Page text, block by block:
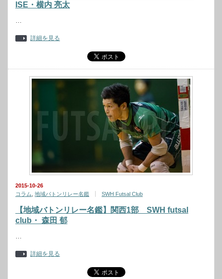
ISE・横内 亮太
…
詳細を見る
2015-10-26
コラム 地域バトンリレー名鑑 SWH Futsal Club
【地域バトンリレー名鑑】関西1部 SWH futsal
club・ 森田 郁
…
詳細を見る